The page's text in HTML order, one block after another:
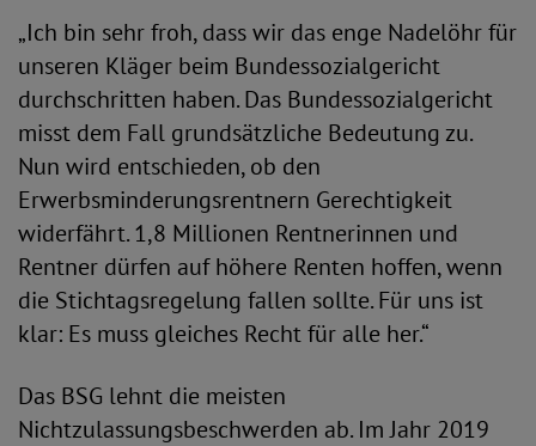
„Ich bin sehr froh, dass wir das enge Nadelöhr für
unseren Kläger beim Bundessozialgericht
durchschritten haben. Das Bundessozialgericht
misst dem Fall grundsätzliche Bedeutung zu.
Nun wird entschieden, ob den
Erwerbsminderungsrentnern Gerechtigkeit
widerfährt. 1,8 Millionen Rentnerinnen und
Rentner dürfen auf höhere Renten hoffen, wenn
die Stichtagsregelung fallen sollte. Für uns ist
klar: Es muss gleiches Recht für alle her.“
Das BSG lehnt die meisten
Nichtzulassungsbeschwerden ab. Im Jahr 2019